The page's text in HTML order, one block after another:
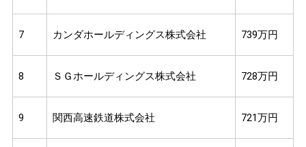
7 カンダホールディングス株式会社 739万円
8 ＳＧホールディングス株式会社 728万円
9 関西高速鉄道株式会社 721万円